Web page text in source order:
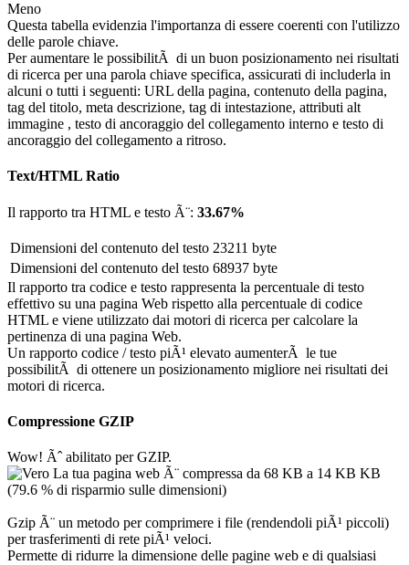
Meno
Questa tabella evidenzia l'importanza di essere coerenti con l'utilizzo
delle parole chiave.
Per aumentare le possibilitÃ di un buon posizionamento nei risultati
di ricerca per una parola chiave specifica, assicurati di includerla in
alcuni o tutti i seguenti: URL della pagina, contenuto della pagina,
tag del titolo, meta descrizione, tag di intestazione, attributi alt
immagine , testo di ancoraggio del collegamento interno e testo di
ancoraggio del collegamento a ritroso.
Text/HTML Ratio
Il rapporto tra HTML e testo Ã¨: 33.67%
Dimensioni del contenuto del testo 23211 byte
Dimensioni del contenuto del testo 68937 byte
Il rapporto tra codice e testo rappresenta la percentuale di testo
effettivo su una pagina Web rispetto alla percentuale di codice
HTML e viene utilizzato dai motori di ricerca per calcolare la
pertinenza di una pagina Web.
Un rapporto codice / testo piÃ¹ elevato aumenterÃ le tue
possibilitÃ di ottenere un posizionamento migliore nei risultati dei
motori di ricerca.
Compressione GZIP
Wow! Ãˆ abilitato per GZIP.
La tua pagina web Ã¨ compressa da 68 KB a 14 KB KB
(79.6 % di risparmio sulle dimensioni)
Gzip Ã¨ un metodo per comprimere i file (rendendoli piÃ¹ piccoli)
per trasferimenti di rete piÃ¹ veloci.
Permette di ridurre la dimensione delle pagine web e di qualsiasi